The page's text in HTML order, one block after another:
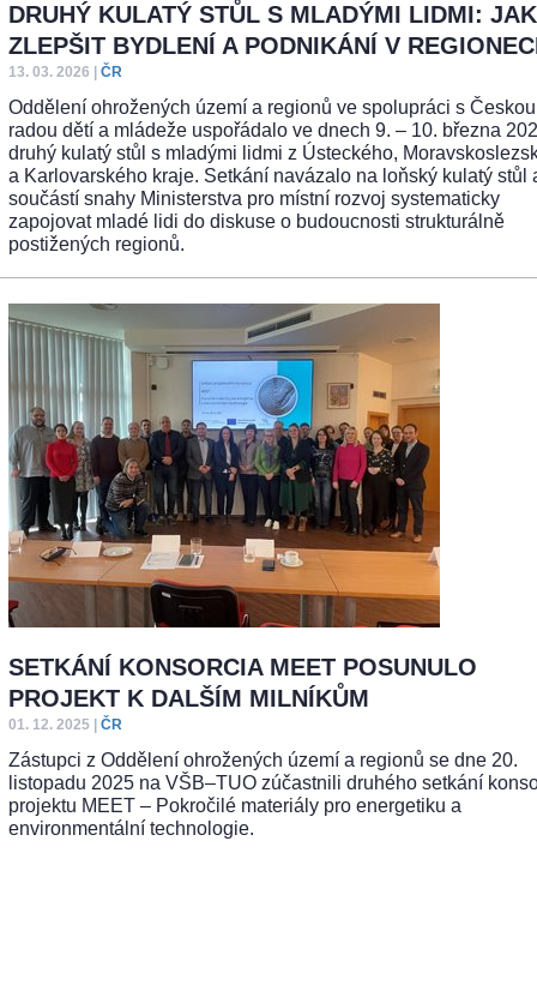
DRUHÝ KULATÝ STŮL S MLADÝMI LIDMI: JAK
ZLEPŠIT BYDLENÍ A PODNIKÁNÍ V
13. 03. 2026 ČR
Oddělení ohrožených území a regionů ve spolupráci s Českou
radou dětí a mládeže uspořádalo ve dnech 9. – 10. března
druhý kulatý stůl s mladými lidmi z Ústeckého,
a Karlovarského kraje. Setkání navázalo na loňský kulatý stůl
součástí snahy Ministerstva pro místní rozvoj systematicky
zapojovat mladé lidi do diskuse o budoucnosti strukturálně
postižených regionů.
SETKÁNÍ KONSORCIA MEET POSUNULO
PROJEKT K DALŠÍM MILNÍKŮM
01. 12. 2025 ČR
Zástupci z Oddělení ohrožených území a regionů se dne 20.
listopadu 2025 na VŠB–TUO zúčastnili druhého setkání
projektu MEET – Pokročilé materiály pro energetiku a
environmentální technologie.